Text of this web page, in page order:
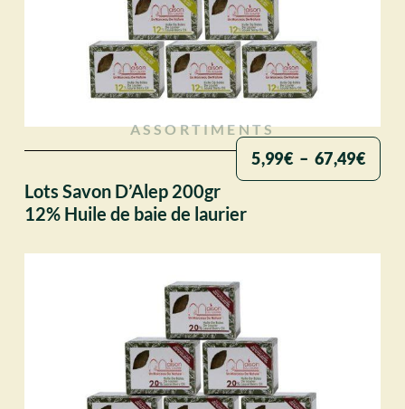
ASSORTIMENTS
5,99€ – 67,49€
Lots Savon D’Alep 200gr
12% Huile de baie de laurier